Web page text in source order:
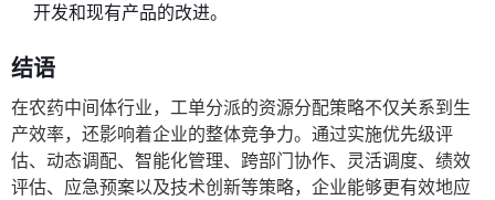
开发和现有产品的改进。
结语
在农药中间体行业，工单分派的资源分配策略不仅关系到生
产效率，还影响着企业的整体竞争力。通过实施优先级评
估、动态调配、智能化管理、跨部门协作、灵活调度、绩效
评估、应急预案以及技术创新等策略，企业能够更有效地应